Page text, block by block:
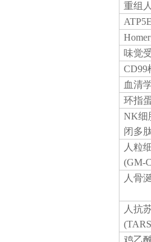
重组
味觉
CD99
血清
环指
NK细
闭多
人粒
(GM-
人骨
人抗
鸡乙